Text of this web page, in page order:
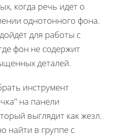
когда речь идет о
однотонного фона.
для работы с
фон не содержит
деталей.
инструмент
на панели
выглядит как жезл.
найти в группе с